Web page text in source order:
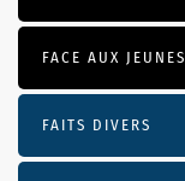
FACE AUX JEUNES
FAITS DIVERS